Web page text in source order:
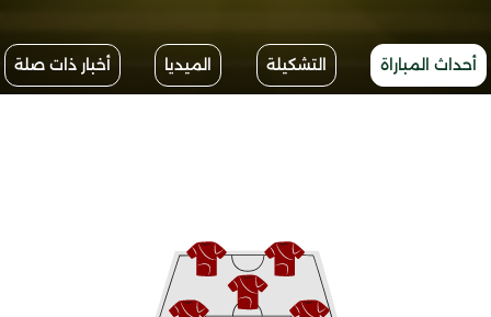
أحداث المباراة التشكيلة الميديا أخبار ذات صلة